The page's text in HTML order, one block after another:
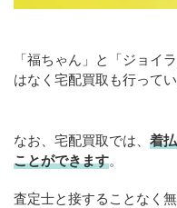
「福ちゃん」と「ジョイ
はなく宅配買取も行ってい
なお、宅配買取では、 着
ことができます。
査定士と接することなく